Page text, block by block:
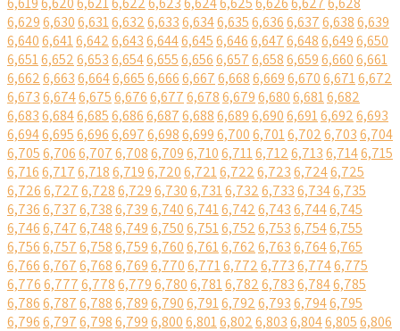
6,6296,6306,6316,6326,6336,6346,6356,6366,6376,6386,639
6,6406,6416,6426,6436,6446,6456,6466,6476,6486,6496,650
6,6516,6526,6536,6546,6556,6566,6576,6586,6596,6606,661
6,6626,6636,6646,6656,6666,6676,6686,6696,6706,6716,672
6,6736,6746,6756,6766,6776,6786,6796,6806,6816,682
6,6836,6846,6856,6866,6876,6886,6896,6906,6916,6926,693
6,6946,6956,6966,6976,6986,6996,7006,7016,7026,7036,704
6,7056,7066,7076,7086,7096,7106,7116,7126,7136,7146,715
6,7166,7176,7186,7196,7206,7216,7226,7236,7246,725
6,7266,7276,7286,7296,7306,7316,7326,7336,7346,735
6,7366,7376,7386,7396,7406,7416,7426,7436,7446,745
6,7466,7476,7486,7496,7506,7516,7526,7536,7546,755
6,7566,7576,7586,7596,7606,7616,7626,7636,7646,765
6,7666,7676,7686,7696,7706,7716,7726,7736,7746,775
6,7766,7776,7786,7796,7806,7816,7826,7836,7846,785
6,7866,7876,7886,7896,7906,7916,7926,7936,7946,795
6,7966,7976,7986,7996,8006,8016,8026,8036,8046,8056,806